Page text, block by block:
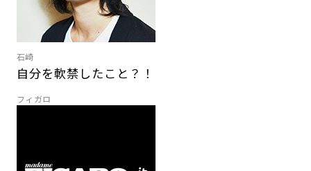
石崎
自分を軟禁したこと？！
フィガロ